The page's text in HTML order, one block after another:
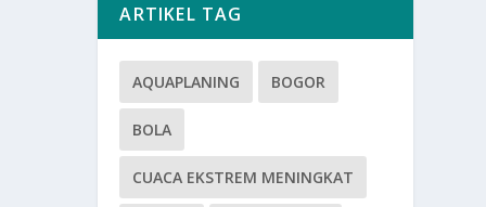
ARTIKEL TAG
AQUAPLANING BOGOR
BOLA
CUACA EKSTREM MENINGKAT